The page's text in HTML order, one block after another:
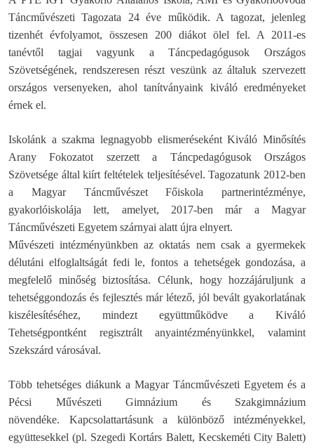
Táncművészeti Tagozata 24 éve működik. A tagozat, jelenleg
tizenhét évfolyamot, összesen 200 diákot ölel fel. A 2011-es
tanévtől tagjai vagyunk a Táncpedagógusok Országos
Szövetségének, rendszeresen részt veszünk az általuk szervezett
országos versenyeken, ahol tanítványaink kiváló eredményeket
érnek el.
Iskolánk a szakma legnagyobb elismeréseként Kiváló Minősítés
Arany Fokozatot szerzett a Táncpedagógusok Országos
Szövetsége által kiírt feltételek teljesítésével. Tagozatunk 2012-ben
a Magyar Táncművészet Főiskola partnerintézménye,
gyakorlóiskolája lett, amelyet, 2017-ben már a Magyar
Táncművészeti Egyetem szárnyai alatt újra elnyert.
Művészeti intézményünkben az oktatás nem csak a gyermekek
délutáni elfoglaltságát fedi le, fontos a tehetségek gondozása, a
megfelelő minőség biztosítása. Célunk, hogy hozzájáruljunk a
tehetséggondozás és fejlesztés már létező, jól bevált gyakorlatának
kiszélesítéséhez, mindezt együttműködve a Kiváló
Tehetségpontként regisztrált anyaintézményünkkel, valamint
Szekszárd városával.
Több tehetséges diákunk a Magyar Táncművészeti Egyetem és a
Pécsi Művészeti Gimnázium és Szakgimnázium
növendéke. Kapcsolattartásunk a különböző intézményekkel,
együttesekkel (pl. Szegedi Kortárs Balett, Kecskeméti City Balett)